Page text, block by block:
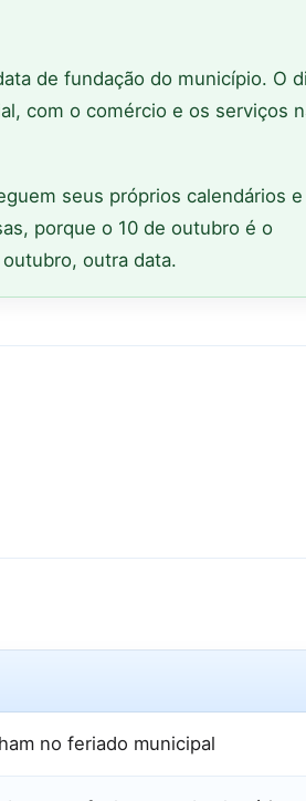
de fundação do município. O
com o comércio e os serviços
seus próprios calendários
porque o 10 de outubro é o
outra data.
no feriado municipal